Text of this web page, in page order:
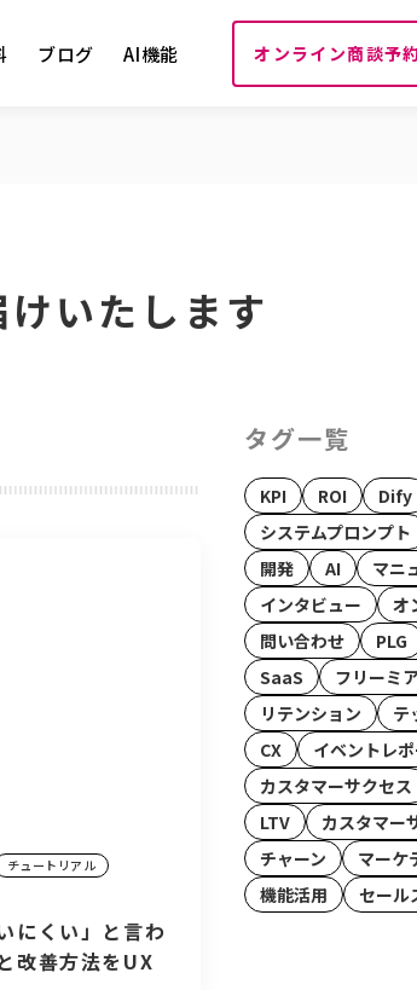
ブログ AI機能 オンライン商談予約
いたします
チュートリアル
にくい」と言わ
改善方法をUX
タグ一覧
KPI ROI
Dify
システムプロンプト
開発
AI
マニ
インタビュー
オ
問い合わせ
PLG
SaaS
フリーミ
リテンション
テ
CX
イベントレ
カスタマーサクセス
LTV
カスタマー
チャーン
マーケ
機能活用
セール